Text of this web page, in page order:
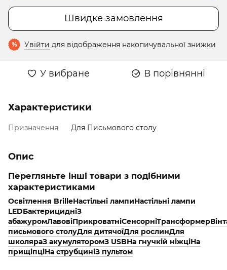
Швидке замовлення
% Увійти для відображення накопичувальної знижки
У вибране В порівнянні
Характеристики
Призначення Для Письмового столу
Опис
Перегляньте інші товари з подібними
характеристиками
Освітлення BrilleНастільні лампиНаcтільні лампи
LEDБактерицидніЗ
абажуромЛавовіПрикроватніСенсорніТрансформер
письмового столуДля дитячоїДля рослинДля
школяраЗ акумуляторомЗ USBНа гнучкій ніжціНа
прищіпціНа струбциніЗ пультом